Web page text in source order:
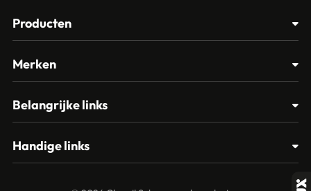
Producten
Glasbewassing
Materialen
Papier – Dispensers - Toiletinrichting
Merken
Spectro
Vikan
Belangrijke links
Contact
Handige links